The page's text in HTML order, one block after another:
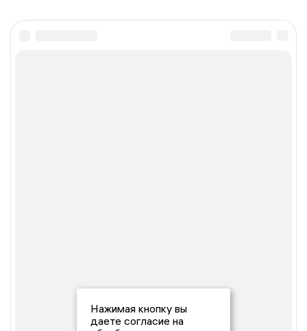
Нажимая кнопку вы
даете согласие на